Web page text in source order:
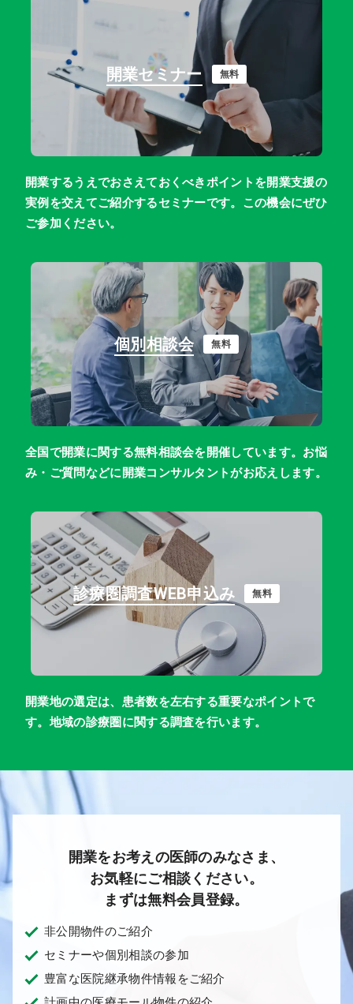
開業セミナー 無料
開業するうえでおさえておくべきポイントを開業支援の
実例を交えてご紹介するセミナーです。この機会にぜひ
ご参加ください。
個別相談会 無料
全国で開業に関する無料相談会を開催しています。お悩
み・ご質問などに開業コンサルタントがお応えします。
診療圏調査WEB申込み 無料
開業地の選定は、患者数を左右する重要なポイントで
す。地域の診療圏に関する調査を行います。
開業をお考えの医師のみなさま、
お気軽にご相談ください。
まずは無料会員登録。
非公開物件のご紹介
セミナーや個別相談の参加
豊富な医院継承物件情報をご紹介